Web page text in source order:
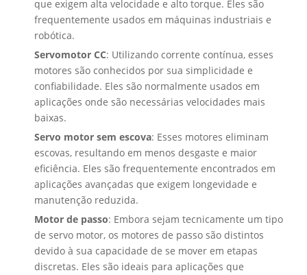
que exigem alta velocidade e alto torque. Eles são
frequentemente usados ​​em máquinas industriais e
robótica.
Servomotor CC: Utilizando corrente contínua, esses
motores são conhecidos por sua simplicidade e
confiabilidade. Eles são normalmente usados ​​em
aplicações onde são necessárias velocidades mais
baixas.
Servo motor sem escova: Esses motores eliminam
escovas, resultando em menos desgaste e maior
eficiência. Eles são frequentemente encontrados em
aplicações avançadas que exigem longevidade e
manutenção reduzida.
Motor de passo: Embora sejam tecnicamente um tipo
de servo motor, os motores de passo são distintos
devido à sua capacidade de se mover em etapas
discretas. Eles são ideais para aplicações que